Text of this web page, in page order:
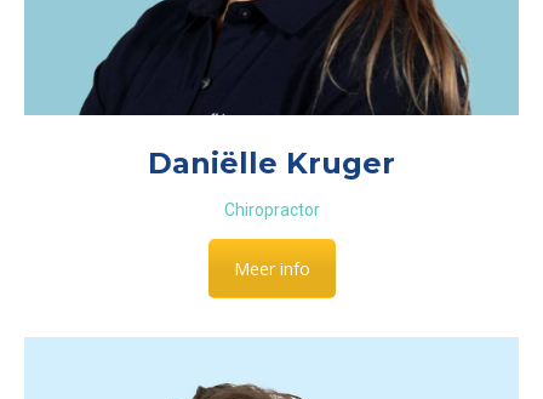
Daniëlle Kruger
Chiropractor
Meer info